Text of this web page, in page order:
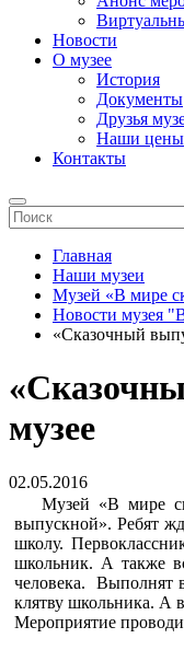
Новости
О музее
История
Документы
Друзья
Наши цены
Контакты
Главная
Наши музеи
Музей «В мире
Новости музея
«Сказочный
музее
02.05.2016
Музей «В мире
выпускной». Ребят
школу.
школьник. А также
человека. Выполнят
клятву школьника. А
Мероприятие